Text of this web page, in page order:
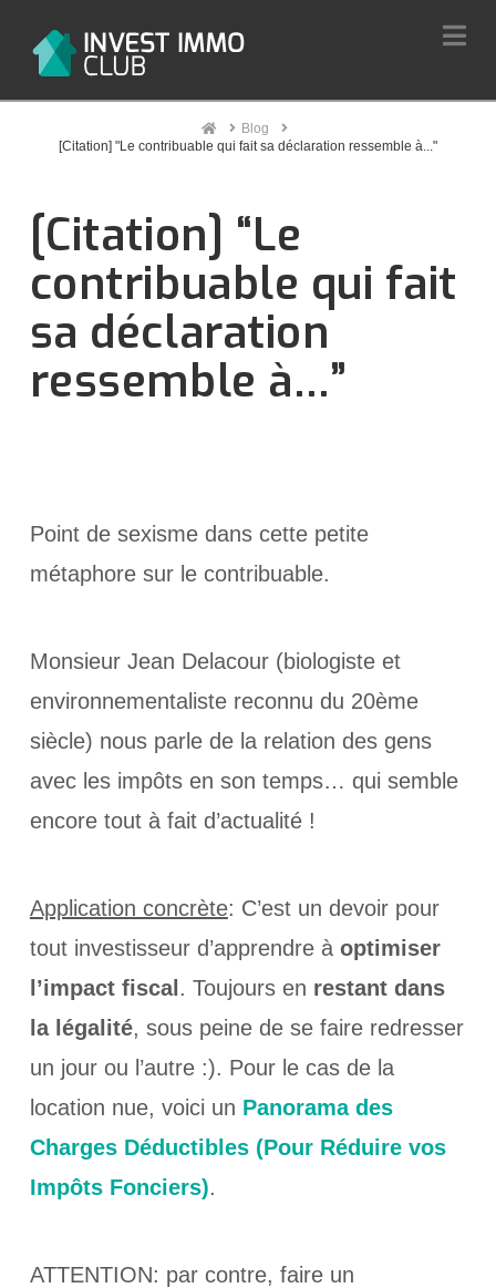
HomeBlog
[Citation] "Le contribuable qui fait sa déclaration ressemble à..."
[Citation] “Le
contribuable qui fait
sa déclaration
ressemble à…”
Point de sexisme dans cette petite
métaphore sur le contribuable.
Monsieur Jean Delacour (biologiste et
environnementaliste reconnu du 20ème
siècle) nous parle de la relation des gens
avec les impôts en son temps… qui semble
encore tout à fait d’actualité !
Application concrète: C’est un devoir pour
tout investisseur d’apprendre à optimiser
l’impact fiscal. Toujours en restant dans
la légalité, sous peine de se faire redresser
un jour ou l’autre :). Pour le cas de la
location nue, voici un Panorama des
Charges Déductibles (Pour Réduire vos
Impôts Fonciers).
ATTENTION: par contre, faire un